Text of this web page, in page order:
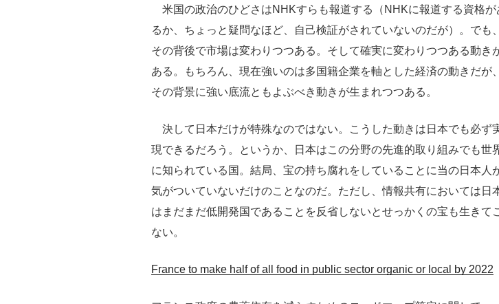
米国の政治のひどさはNHKすらも報道する（NHKに報道する資格が
るか、ちょっと疑問なほど、自己検証がされていないのだが）。でも、
その背後で市場は変わりつつある。そして確実に変わりつつある動き
ある。もちろん、現在強いのは多国籍企業を軸とした経済の動きだが、
その背景に強い底流ともよぶべき動きが生まれつつある。
決して日本だけが特殊なのではない。こうした動きは日本でも必ず
現できるだろう。というか、日本はこの分野の先進的取り組みでも世
に知られている国。結局、宝の持ち腐れをしていることに当の日本人
気がついていないだけのことなのだ。ただし、情報共有においては日
はまだまだ低開発国であることを反省しないとせっかくの宝も生きて
ない。
France to make half of all food in public sector organic or local by 2022